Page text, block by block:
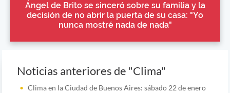
Ángel de Brito se sinceró sobre su familia y la
decisión de no abrir la puerta de su casa: "Yo
nunca mostré nada de nada"
Noticias anteriores de "Clima"
Clima en la Ciudad de Buenos Aires: sábado 22 de enero